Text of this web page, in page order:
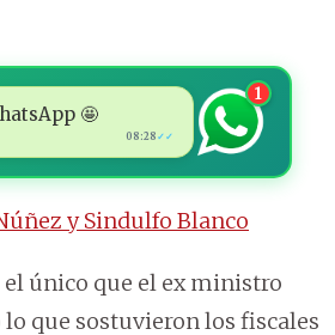
🤩
08:28 ✓✓
1
y Sindulfo Blanco
único que el ex ministro
que sostuvieron los fiscales